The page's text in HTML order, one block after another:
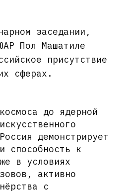
заседании,
Пол Машатиле
присутствие
сферах.
до ядерной
демонстрирует
способность к
в условиях
активно
с